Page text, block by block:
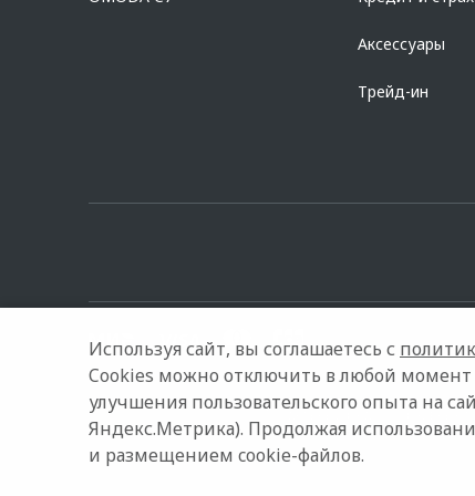
Аксессуары
Трейд-ин
© 2026 САТУРН-Р-АВТО Модельный ряд Архивные
Используя сайт, вы соглашаетесь с
Cookies можно отключить в любой момент
улучшения пользовательского опыта на
Яндекс.Метрика). Продолжая
и размещением cookie-файлов.